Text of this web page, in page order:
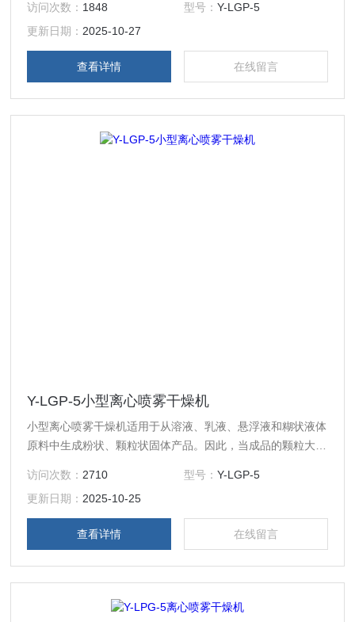
形状必须符合精确的标准时，喷雾干燥是一道十分理想的工
艺。
访问次数： 1848 型号： Y-LGP-5
更新日期： 2025-10-27
查看详情 在线留言
Y-LGP-5小型离心喷雾干燥机
小型离心喷雾干燥机适用于从溶液、乳液、悬浮液和糊状液体
原料中生成粉状、颗粒状固体产品。因此，当成品的颗粒大小
准时，喷雾干燥是一道十分理想的工艺。
访问次数： 2710 型号： Y-LGP-5
更新日期： 2025-10-25
查看详情 在线留言